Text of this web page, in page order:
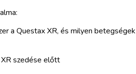
a Questax XR, és milyen betegségek
szedése előtt